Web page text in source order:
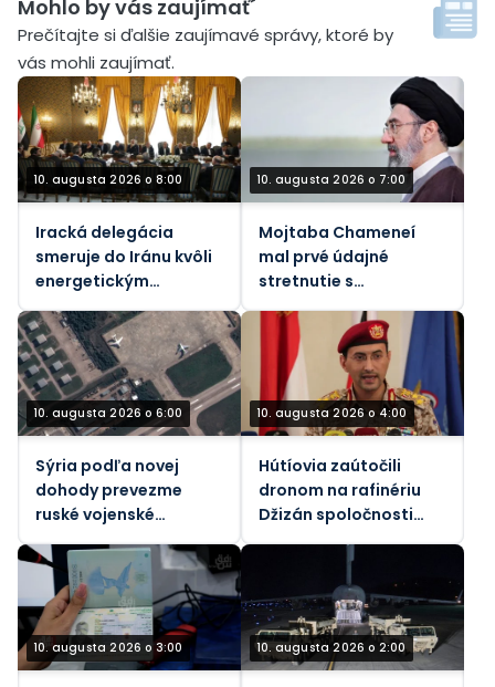
Mohlo by vás zaujímať´
Prečítajte si ďalšie zaujímavé správy, ktoré by
vás mohli zaujímať.
10. augusta 2026 o 8:00
Iracká delegácia
smeruje do Iránu kvôli
energetickým
Hormuzskému regiónu
10. augusta 2026 o 7:00
Mojtaba Chameneí
mal prvé údajné
stretnutie s
10. augusta 2026 o 6:00
Sýria podľa novej
dohody prevezme
ruské vojenské
základne
10. augusta 2026 o 4:00
Hútíovia zaútočili
dronom na rafinériu
Džizán spoločnosti
Saudi Aramco
10. augusta 2026 o 3:00 10. augusta 2026 o 2:00